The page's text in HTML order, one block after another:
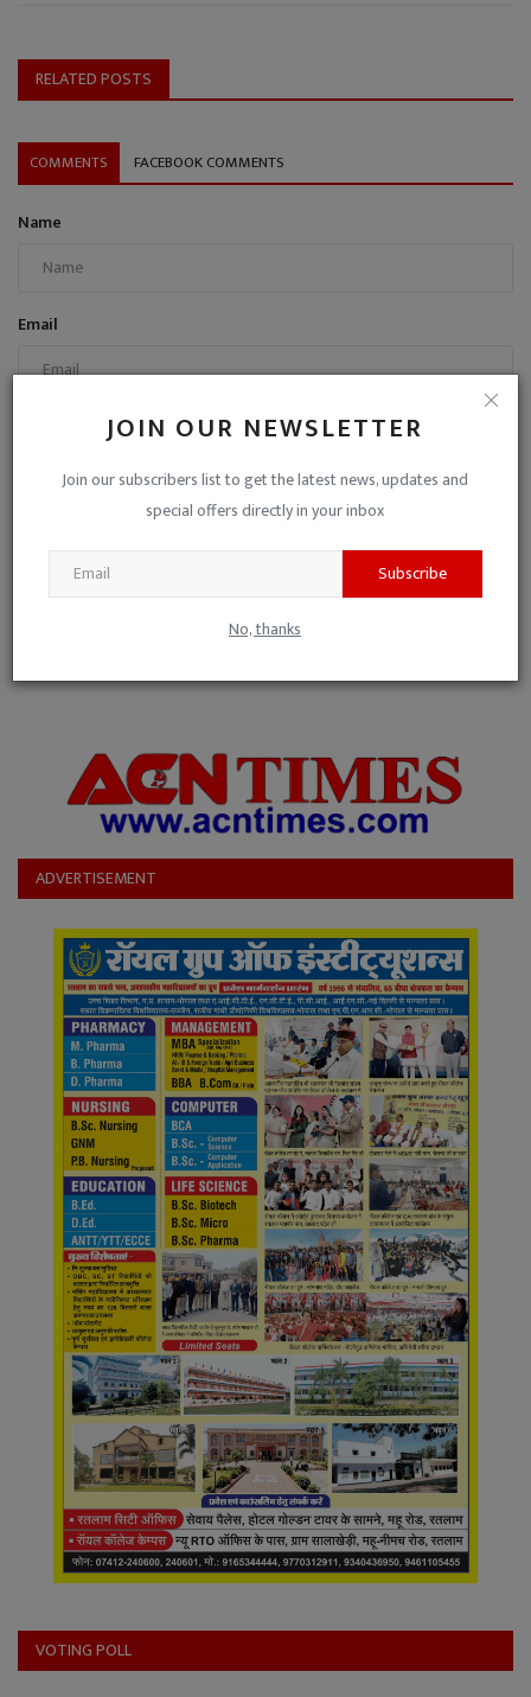
JOIN OUR NEWSLETTER
Join our subscribers list to get the latest news, updates and
special offers directly in your inbox
Subscribe
No, thanks
RELATED POSTS
COMMENTS FACEBOOK COMMENTS
Name
Email
Post Comment
ADVERTISEMENT
VOTING POLL